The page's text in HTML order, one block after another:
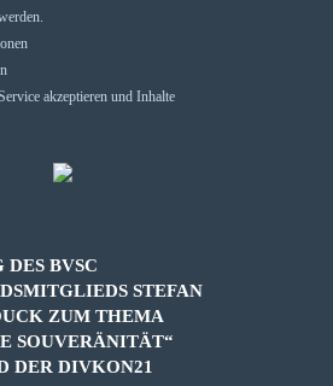
akzeptieren und Inhalte
DES BVSC
STEFAN
ZUM THEMA
SOUVERÄNITÄT“
DER DIVKON21